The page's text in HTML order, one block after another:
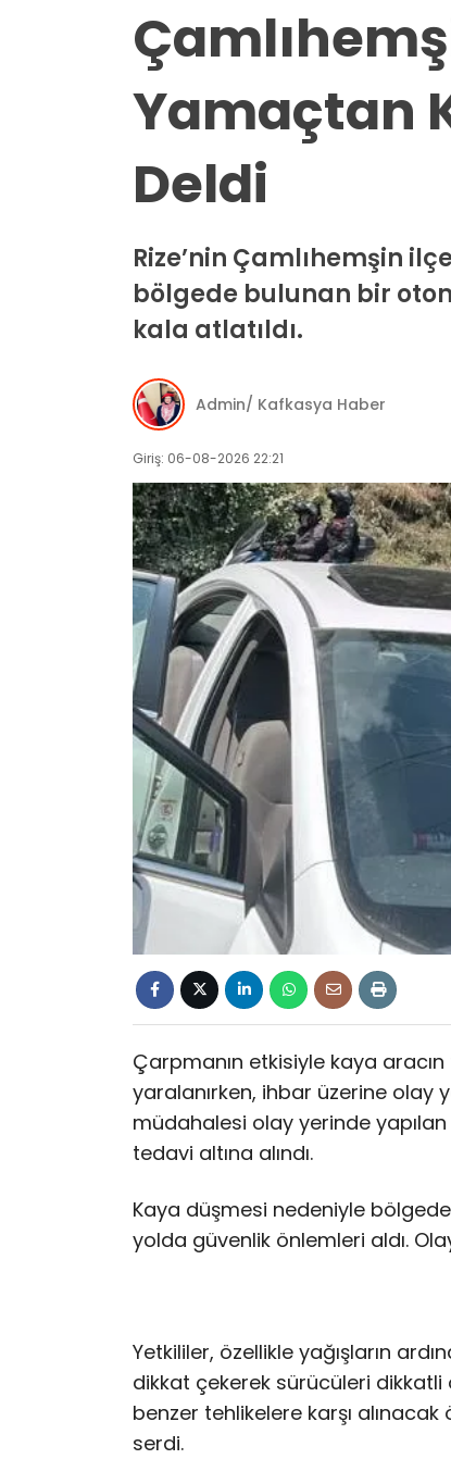
Yamaçtan
Deldi
Rize’nin Çamlıhemşin
bölgede bulunan bir
kala atlatıldı.
Admin/ Kafkasya Haber
Giriş: 06-08-2026 22:21
Çarpmanın etkisiyle kaya
yaralanırken, ihbar üzerine olay
müdahalesi olay yerinde
tedavi altına alındı.
Kaya düşmesi nedeniyle
yolda güvenlik önlemleri aldı.
Yetkililer, özellikle yağışların
dikkat çekerek sürücüleri dikkatli
benzer tehlikelere karşı
serdi.